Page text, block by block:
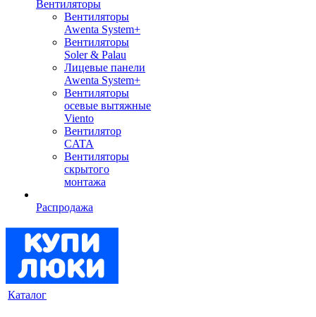
Вентиляторы
Вентиляторы
Awenta System+
Вентиляторы
Soler & Palau
Лицевые панели
Awenta System+
Вентиляторы
осевые вытяжные
Viento
Вентилятор
CATA
Вентиляторы
скрытого
монтажа
Распродажа
Каталог